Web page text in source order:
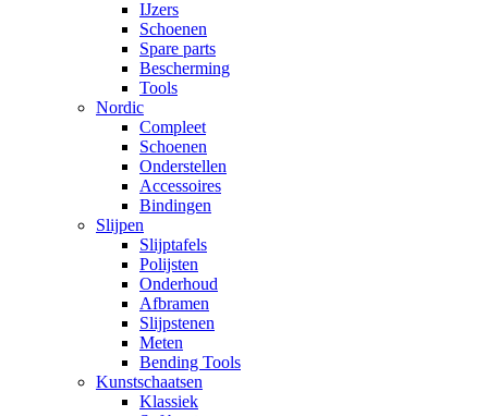
IJzers
Schoenen
Spare parts
Bescherming
Tools
Nordic
Compleet
Schoenen
Onderstellen
Accessoires
Bindingen
Slijpen
Slijptafels
Polijsten
Onderhoud
Afbramen
Slijpstenen
Meten
Bending Tools
Kunstschaatsen
Klassiek